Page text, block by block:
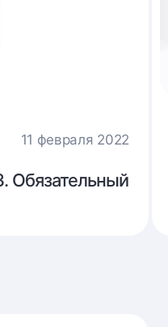
11 февраля 2022
Обязательный